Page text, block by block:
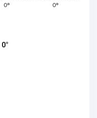
0°
0°
0°